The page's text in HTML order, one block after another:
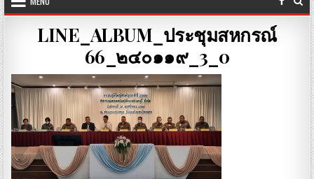
LINE_ALBUM_ประชุมสหกรณ์
66_๒๔๐๑๑๙_3_0